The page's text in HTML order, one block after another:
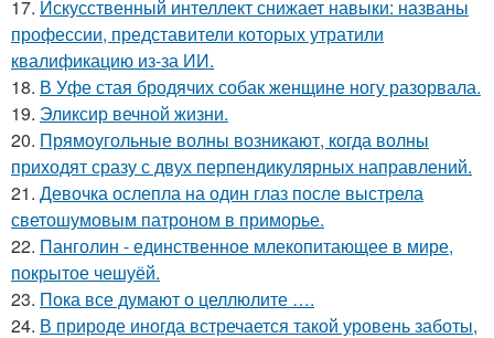
17. Искусственный интеллект снижает навыки: названы
профессии, представители которых утратили
квалификацию из-за ИИ.
18. В Уфе стая бродячих собак женщине ногу разорвала.
19. Эликсир вечной жизни.
20. Прямоугольные волны возникают, когда волны
приходят сразу с двух перпендикулярных направлений.
21. Девочка ослепла на один глаз после выстрела
светошумовым патроном в приморье.
22. Панголин - единственное млекопитающее в мире,
покрытое чешуёй.
23. Пока все думают о целлюлите ….
24. В природе иногда встречается такой уровень заботы,